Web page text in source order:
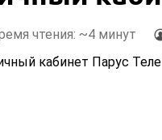
чтения: ~4 минут